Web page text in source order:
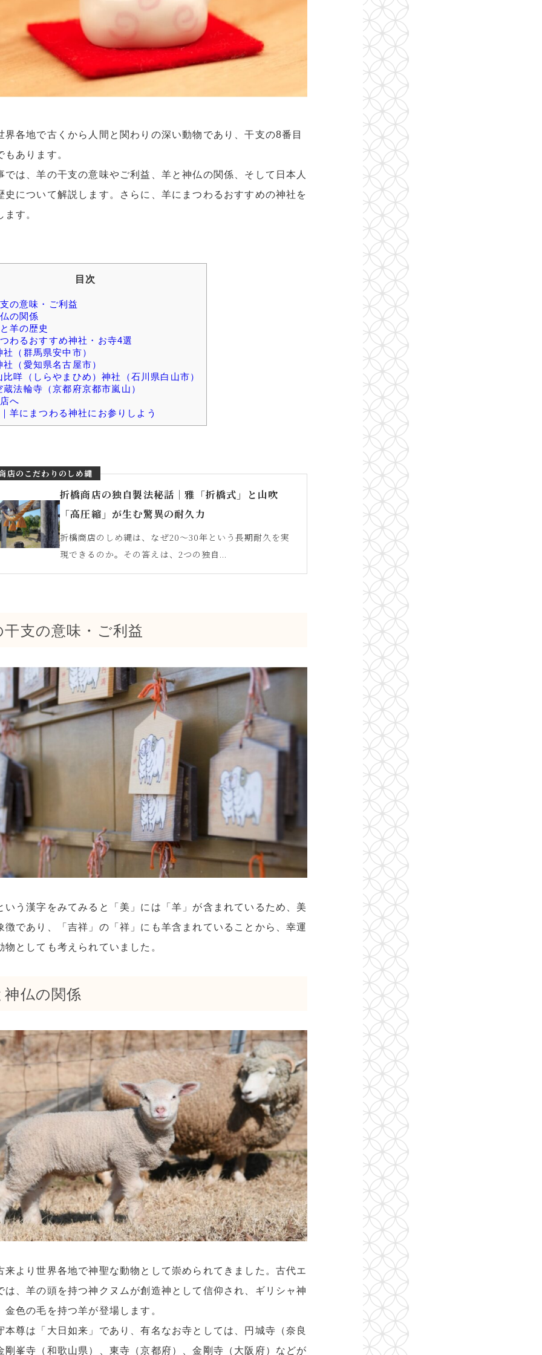
界各地で古くから人間と関わりの深い動物であり、干支の8番目
もあります。
では、羊の干支の意味やご利益、羊と神仏の関係、そして日本人
史について解説します。さらに、羊にまつわるおすすめの神社を
ます。
目次
の意味・ご利益
の関係
羊の歴史
わるおすすめ神社・お寺4選
社（群馬県安中市）
社（愛知県名古屋市）
比咩（しらやまひめ）神社（石川県白山市）
蔵法輪寺（京都府京都市嵐山）
へ
羊にまつわる神社にお参りしよう
店のこだわりのしめ縄
折橋商店の独自製法秘話｜雅「折橋式」と山吹
「高圧縮」が生む驚異の耐久力
折橋商店のしめ縄は、なぜ20〜30年という長期耐久を実
現できるのか。その答えは、2つの独自...
干支の意味・ご利益
いう漢字をみてみると「美」には「羊」が含まれているため、美
徴であり、「吉祥」の「祥」にも羊含まれていることから、幸運
物としても考えられていました。
神仏の関係
来より世界各地で神聖な動物として崇められてきました。古代エ
は、羊の頭を持つ神クヌムが創造神として信仰され、ギリシャ神
金色の毛を持つ羊が登場します。
本尊は「大日如来」であり、有名なお寺としては、円城寺（奈良
剛峯寺（和歌山県）、東寺（京都府）、金剛寺（大阪府）などが